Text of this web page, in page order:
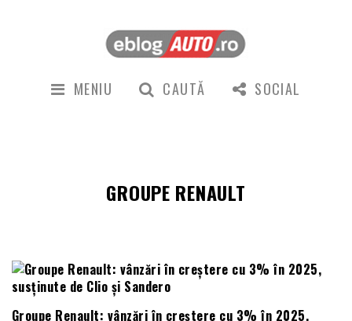
MENIU CAUTĂ SOCIAL
GROUPE RENAULT
Groupe Renault: vânzări în creștere cu 3% în 2025,